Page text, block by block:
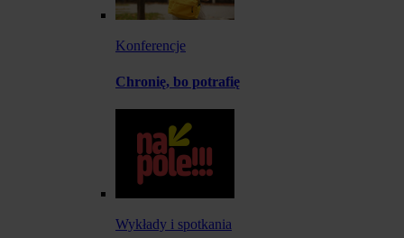
Konferencje
Chronię, bo potrafię
Wykłady i spotkania